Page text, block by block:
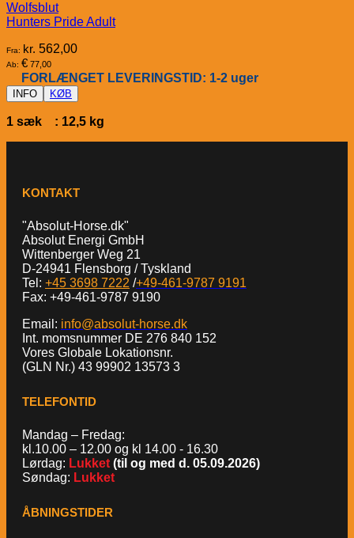
Wolfsblut
Hunters Pride Adult
Fra: kr. 562,00
Ab: € 77,00
FORLÆNGET LEVERINGSTID: 1-2 uger
INFO KØB
1 sæk : 12,5 kg
KONTAKT
"Absolut-Horse.dk"
Absolut Energi GmbH
Wittenberger Weg 21
D-24941 Flensborg / Tyskland
Tel: +45 3698 7222 /+49-461-9787 9191
Fax: +49-461-9787 9190
Email: info@absolut-horse.dk
Int. momsnummer DE 276 840 152
Vores Globale Lokationsnr.
(GLN Nr.) 43 99902 13573 3
TELEFONTID
Mandag – Fredag:
kl.10.00 – 12.00 og kl 14.00 - 16.30
Lørdag: Lukket (til og med d. 05.09.2026)
Søndag: Lukket
ÅBNINGSTIDER